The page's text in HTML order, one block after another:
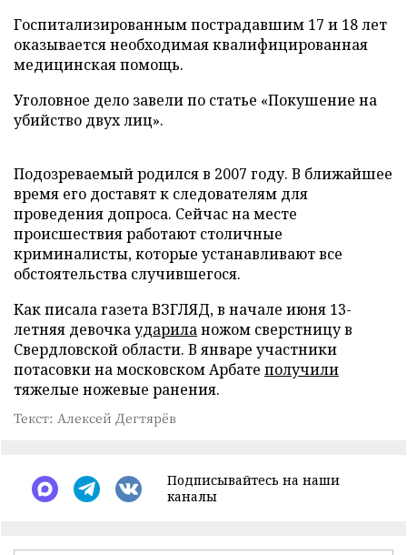
Госпитализированным пострадавшим 17 и 18 лет
оказывается необходимая квалифицированная
медицинская помощь.
Уголовное дело завели по статье «Покушение на
убийство двух лиц».
Подозреваемый родился в 2007 году. В ближайшее
время его доставят к следователям для
проведения допроса. Сейчас на месте
происшествия работают столичные
криминалисты, которые устанавливают все
обстоятельства случившегося.
Как писала газета ВЗГЛЯД, в начале июня 13-
летняя девочкаудариланожом сверстницу в
Свердловской области. В январе участники
потасовки на московском Арбате получили
тяжелые ножевые ранения.
Текст: Алексей Дегтярёв
Подписывайтесь на наши
каналы